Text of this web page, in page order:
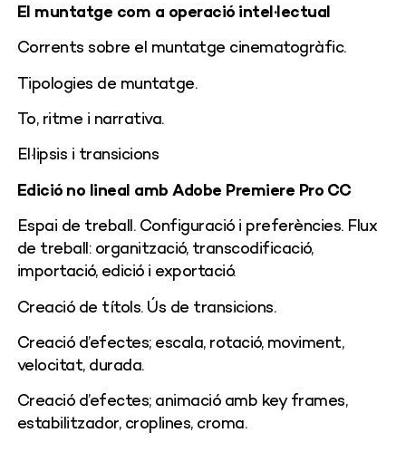
El muntatge com a operació intel·lectual
Corrents sobre el muntatge cinematogràfic.
Tipologies de muntatge.
To, ritme i narrativa.
El·lipsis i transicions
Edició no lineal amb Adobe Premiere Pro CC
Espai de treball. Configuració i preferències. Flux
de treball: organització, transcodificació,
importació, edició i exportació.
Creació de títols. Ús de transicions.
Creació d’efectes; escala, rotació, moviment,
velocitat, durada.
Creació d’efectes; animació amb key frames,
estabilitzador, croplines, croma.